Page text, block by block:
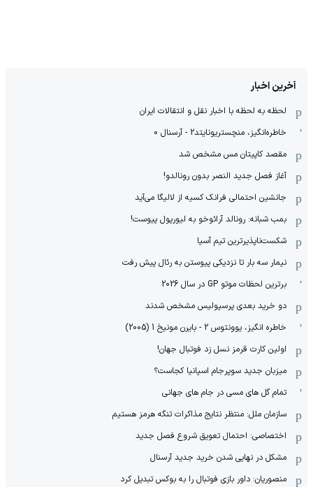
آخرین اخبار
لحظه به لحظه با اخبار نقل و انتقالات ایران
خاطره‌انگیز، منچستریونایتد2 - آرسنال 0
مقصد کاپیتان مس مشخص شد
آغاز فصل جدید النصر بدون رونالدو!
جانشین احتمالی فرانک کسیه از لالیگا می‌آید
بمب شبانه: رونالد آرائوخو به لیورپول پیوست!
شکست‌ناپذیرترین تیم آسیا
نیمار سه بار تا نزدیکی پیوستن به رئال پیش رفت
برترین لحظات موتو GP در سال 2026
دو خرید بعدی پرسپولیس مشخص شدند
خاطره انگیز، یوونتوس 2 - بایرن مونیخ 1 (2005)
اولین کارت قرمز نسل زد فوتبال جهان!
میزبان جدید سوپرجام اسپانیا کجاست؟
تمام گل های مسی در جام های جهانی
سازمان ملل: منتظر نتایج مذاکرات تنگه هرمز هستیم
اختصاصی: احتمال تعویق شروع فصل جدید
مشکل در نهایی شدن خرید جدید آرسنال
منصوریان: داور بازی فوتبال را به بوکس تبدیل کرد